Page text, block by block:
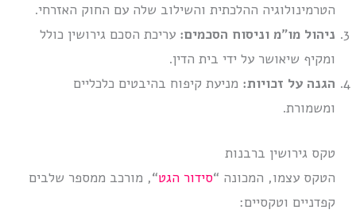
הטרמינולוגיה ההלכתית והשילוב שלה עם החוק האזרחי.
ניהול מו”מ וניסוח הסכמים: עריכת הסכם גירושין כולל
ומקיף שיאושר על ידי בית הדין.
הגנה על זכויות: מניעת קיפוח בהיבטים כלכליים
ומשמורת.
טקס גירושין ברבנות
הטקס עצמו, המכונה “סידור הגט“, מורכב ממספר שלבים
קפדניים וטקסיים: